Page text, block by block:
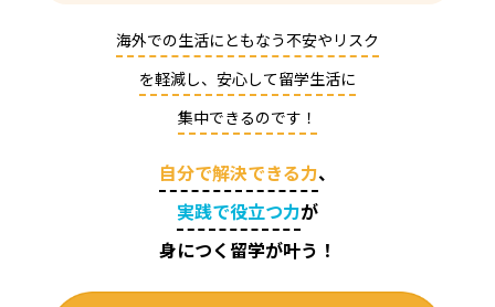
海外での生活にともなう不安やリスク
を軽減し、安心して留学生活に
集中できるのです！
自分で解決できる力、
実践で役立つ力が
身につく留学が叶う ！